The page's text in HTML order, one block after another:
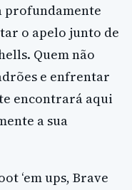
profundamente
o apelo junto de
Quem não
e enfrentar
encontrará aqui
a sua
‘em ups, Brave